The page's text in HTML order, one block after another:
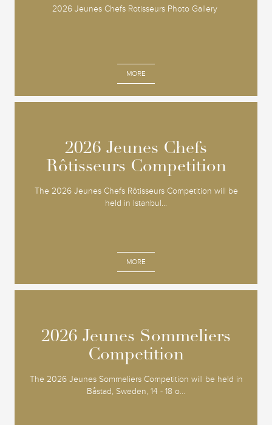
2026 Jeunes Chefs Rotisseurs Photo Gallery
MORE
2026 Jeunes Chefs
Rôtisseurs Competition
The 2026 Jeunes Chefs Rôtisseurs Competition will be
held in Istanbul...
MORE
2026 Jeunes Chefs
Rôtisseurs Competition
2026 Jeunes Sommeliers
Competition
The 2026 Jeunes Sommeliers Competition will be held in
Båstad, Sweden, 14 - 18 o...
2026 Jeunes Sommeliers
Competition